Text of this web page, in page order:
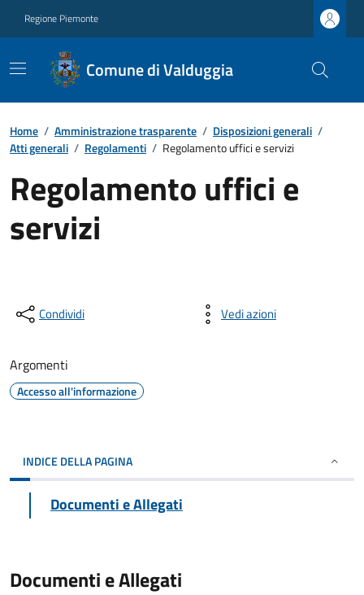
Regione Piemonte
Comune di Valduggia
Home / Amministrazione trasparente / Disposizioni generali /
Atti generali / Regolamenti / Regolamento uffici e servizi
Regolamento uffici e
servizi
Condividi Vedi azioni
Argomenti
Accesso all'informazione
INDICE DELLA PAGINA
Documenti e Allegati
Documenti e Allegati